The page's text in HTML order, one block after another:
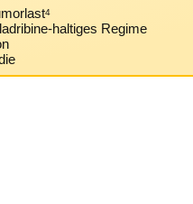
4
haltiges Regime